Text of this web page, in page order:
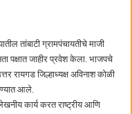
उत्स्फूर्त प्रतिसाद
पगारवाढ
सुवर्णझेप
तांबाटी ग्रामपंचायतीचे माजी
पक्षात जाहीर प्रवेश केला. भाजपचे
रायगड जिल्हाध्यक्ष अविनाश कोळी
आले.
कार्य करत राष्ट्रीय आणि